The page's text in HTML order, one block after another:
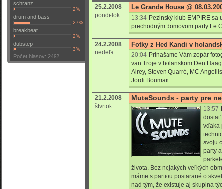
schranz
2%
drum and bass
27%
breakbeat
2%
dubstep
3%
Počet hlasov: 2492
25.2.2008
pondelok
Le Grande House @
13:34 Pezinský klub EMPIRE sa
prechodným domovom party Le
24.2.2008
nedeľa
Fotky z Hed Kandi v
20:04 Prinašame Vám zopár
van Troje v holanskom Den
Airey, Steven Quarré, MC
Jordi Bouman.
21.2.2008
štvrtok
MuteSounds - party pre
13:57
dostať
vďaka
svoju
party
života. Bez nejakých veľkých
máme s partiou postarané o
nad tým, že existuje aj skupina